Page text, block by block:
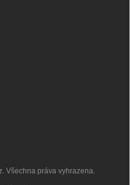
. Všechna práva vyhrazena.